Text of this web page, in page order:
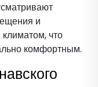
и
что
комфортным.